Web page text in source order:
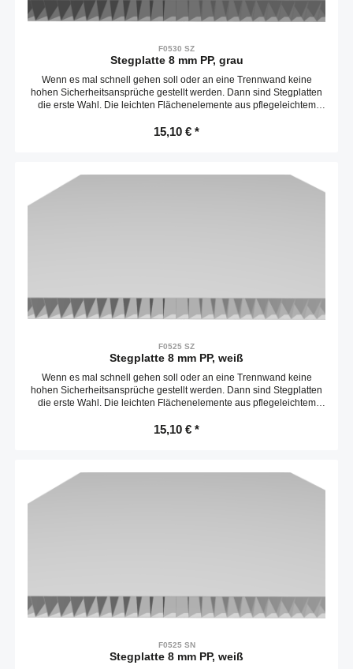
F0530 SZ
Stegplatte 8 mm PP, grau
Wenn es mal schnell gehen soll oder an eine Trennwand keine
hohen Sicherheitsansprüche gestellt werden. Dann sind Stegplatten
die erste Wahl. Die leichten Flächenelemente aus pflegeleichtem
schnell befestigt werden. Die Platten sind entlang der Stege leicht
15,10 € *
F0525 SZ
Stegplatte 8 mm PP, weiß
Wenn es mal schnell gehen soll oder an eine Trennwand keine
hohen Sicherheitsansprüche gestellt werden. Dann sind Stegplatten
die erste Wahl. Die leichten Flächenelemente aus pflegeleichtem
schnell befestigt werden. Die Platten sind entlang der Stege leicht
15,10 € *
F0525 SN
Stegplatte 8 mm PP, weiß